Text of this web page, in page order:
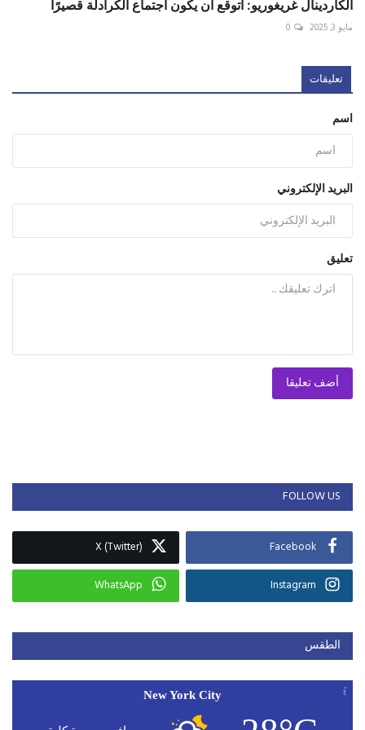
الكاردينال غريغوريو: أتوقع أن يكون اجتماع الكرادلة قصيرًا
مايو 3, 2025 0
تعليقات
اسم
البريد الإلكتروني
تعليق
أضف تعليقا
FOLLOW US
Facebook
X (Twitter)
Instagram
WhatsApp
الطقس
New York City